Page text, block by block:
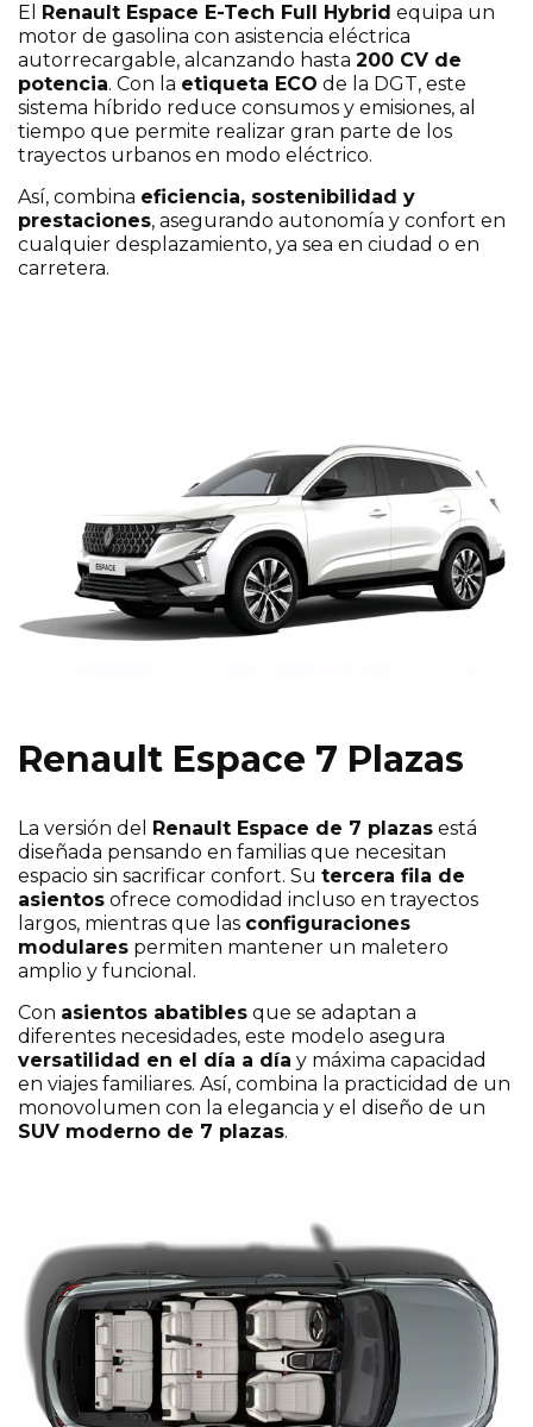
El Renault Espace E-Tech Full Hybrid equipa un
motor de gasolina con asistencia eléctrica
autorrecargable, alcanzando hasta 200 CV de
potencia. Con la etiqueta ECO de la DGT, este
sistema híbrido reduce consumos y emisiones, al
tiempo que permite realizar gran parte de los
trayectos urbanos en modo eléctrico.
Así, combina eficiencia, sostenibilidad y
prestaciones, asegurando autonomía y confort en
cualquier desplazamiento, ya sea en ciudad o en
carretera.
Renault Espace 7 Plazas
La versión del Renault Espace de 7 plazas está
diseñada pensando en familias que necesitan
espacio sin sacrificar confort. Su tercera fila de
asientos ofrece comodidad incluso en trayectos
largos, mientras que las configuraciones
modulares permiten mantener un maletero
amplio y funcional.
Con asientos abatibles que se adaptan a
diferentes necesidades, este modelo asegura
versatilidad en el día a día y máxima capacidad
en viajes familiares. Así, combina la practicidad de un
monovolumen con la elegancia y el diseño de un
SUV moderno de 7 plazas.